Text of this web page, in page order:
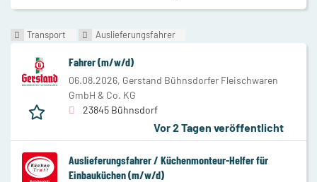
Transport Auslieferungsfahrer
Fahrer (m/w/d)
06.08.2026, Gerstand Bühnsdorfer Fleischwaren
GmbH & Co. KG
23845 Bühnsdorf
Vor 2 Tagen veröffentlicht
Auslieferungsfahrer / Küchenmonteur-Helfer für
Einbauküchen (m/w/d)